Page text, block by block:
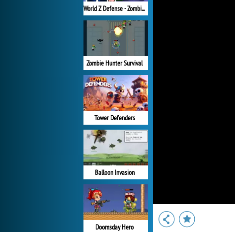
World Z Defense - Zombie Defense
Zombie Hunter Survival
Tower Defenders
Balloon Invasion
Doomsday Hero